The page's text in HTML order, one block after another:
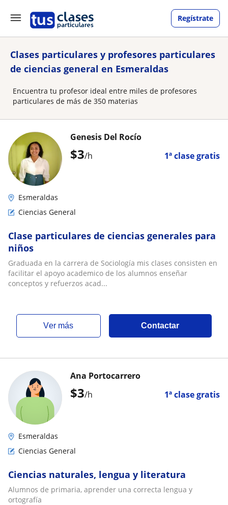
Regístrate
Clases particulares y profesores particulares
de ciencias general en Esmeraldas
Encuentra tu profesor ideal entre miles de profesores
particulares de más de 350 materias
$3/h 1ª clase gratis
Genesis Del Rocío
Esmeraldas
Ciencias General
Clase particulares de ciencias generales para
niños
Graduada en la carrera de Sociología mis clases consisten en
facilitar el apoyo academico de los alumnos enseñar
conceptos y refuerzos acad...
ver más Contactar
$3/h 1ª clase gratis
Ana Portocarrero
Esmeraldas
Ciencias General
Ciencias naturales, lengua y literatura
Alumnos de primaria, aprender una correcta lengua y
ortografía